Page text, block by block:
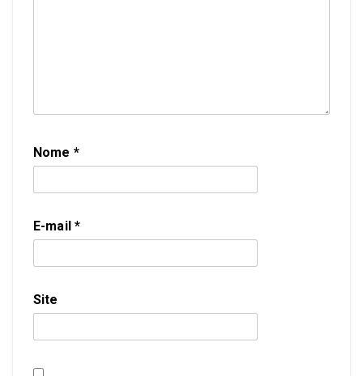
Nome *
E-mail*
Site